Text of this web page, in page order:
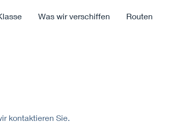
Was wir verschiffen Routen
kontaktieren Sie.